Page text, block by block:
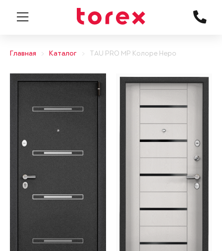
Главная Каталог TAU PRO MP Колоре Неро